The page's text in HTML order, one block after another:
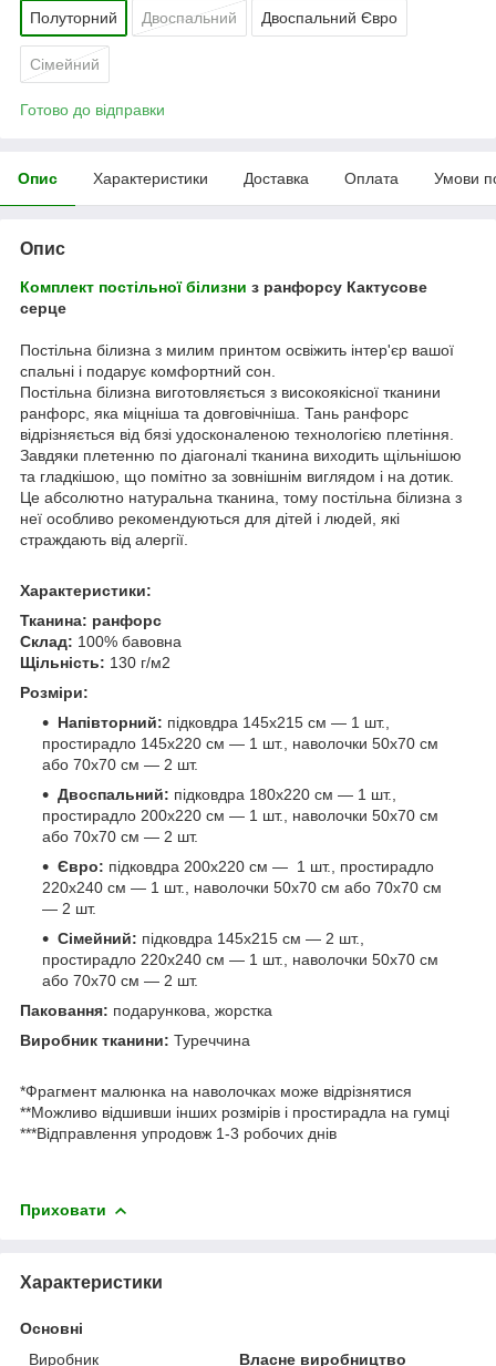
Полуторний Двоспальний Двоспальний Євро
Сімейний
Готово до відправки
Опис Характеристики Доставка Оплата Умови
Опис
Комплект постільної білизни з ранфорсу Кактусове
серце
Постільна білизна з милим принтом освіжить інтер'єр вашої
спальні і подарує комфортний сон.
Постільна білизна виготовляється з високоякісної тканини
ранфорс, яка міцніша та довговічніша. Тань ранфорс
відрізняється від бязі удосконаленою технологією плетіння.
Завдяки плетенню по діагоналі тканина виходить щільнішою
та гладкішою, що помітно за зовнішнім виглядом і на дотик.
Це абсолютно натуральна тканина, тому постільна білизна з
неї особливо рекомендуються для дітей і людей, які
страждають від алергії.
Характеристики:
Тканина: ранфорс
Склад: 100% бавовна
Щільність: 130 г/м2
Розміри:
Напівторний: підковдра 145х215 см — 1 шт.,
простирадло 145х220 см — 1 шт., наволочки 50х70 см
або 70х70 см — 2 шт.
Двоспальний: підковдра 180х220 см — 1 шт.,
простирадло 200х220 см — 1 шт., наволочки 50х70 см
або 70х70 см — 2 шт.
Євро: підковдра 200х220 см — 1 шт., простирадло
220х240 см — 1 шт., наволочки 50х70 см або 70х70 см
— 2 шт.
Сімейний: підковдра 145х215 см — 2 шт.,
простирадло 220х240 см — 1 шт., наволочки 50х70 см
або 70х70 см — 2 шт.
Паковання: подарункова, жорстка
Виробник тканини: Туреччина
*Фрагмент малюнка на наволочках може відрізнятися
**Можливо відшивши інших розмірів і простирадла на гумці
***Відправлення упродовж 1-3 робочих днів
Приховати
Характеристики
Основні
Виробник
Власне виробництво